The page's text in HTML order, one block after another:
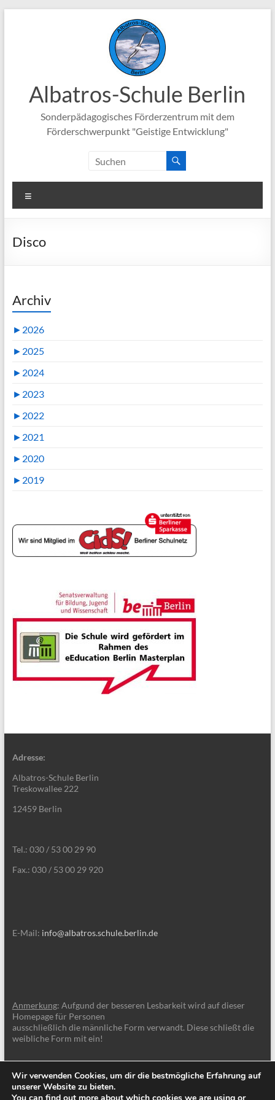
Albatros-Schule Berlin
Sonderpädagogisches Förderzentrum mit dem
Förderschwerpunkt "Geistige Entwicklung"
Disco
Archiv
► 2026
► 2025
► 2024
► 2023
► 2022
► 2021
► 2020
► 2019
Adresse:
Albatros-Schule Berlin
Treskowallee 222
12459 Berlin
Tel.: 030 / 53 00 29 90
Fax.: 030 / 53 00 29 920
E-Mail: info@albatros.schule.berlin.de
Anmerkung: Aufgund der besseren Lesbarkeit wird auf dieser
Homepage für Personen
ausschließlich die männliche Form verwandt. Diese schließt die
weibliche Form mit ein!
Wir verwenden Cookies, um dir die bestmögliche Erfahrung auf
unserer Website zu bieten.